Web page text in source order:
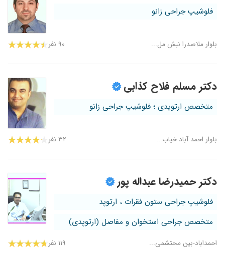
فلوشیپ جراحی زانو
بلوار ملاصدرا نبش مل... ۹۰ نفر
دکتر مسلم فلاح کذابی
متخصص ارتوپدی ؛ فلوشیپ جراحی زانو
بلوار احمد آباد خیاب... ۳۲ نفر
دکتر حمیدرضا عبداله پور
فلوشیپ جراحی ستون فقرات ، ارتوپد
متخصص جراحی استخوان و مفاصل (ارتوپدی)
احمداباد-بین محتشمی... ۱۱۹ نفر